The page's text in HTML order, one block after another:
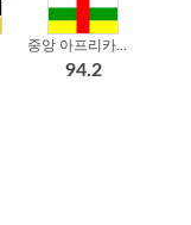
94.2